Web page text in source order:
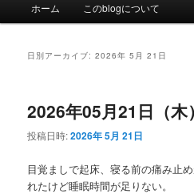
ホーム このblogについて
日別アーカイブ:2026年 5月 21日
2026年05月21日（木
投稿日時:2026年 5月 21日
目覚ましで起床、寝る前の痛み止
れたけど睡眠時間が足りない。